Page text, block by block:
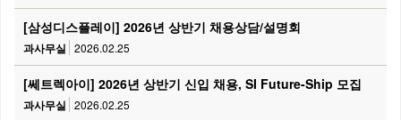
[삼성디스플레이] 2026년 상반기 채용상담/설명회
과사무실 2026.02.25
[쎄트렉아이] 2026년 상반기 신입 채용, SI Future-Ship 모집
과사무실 2026.02.25